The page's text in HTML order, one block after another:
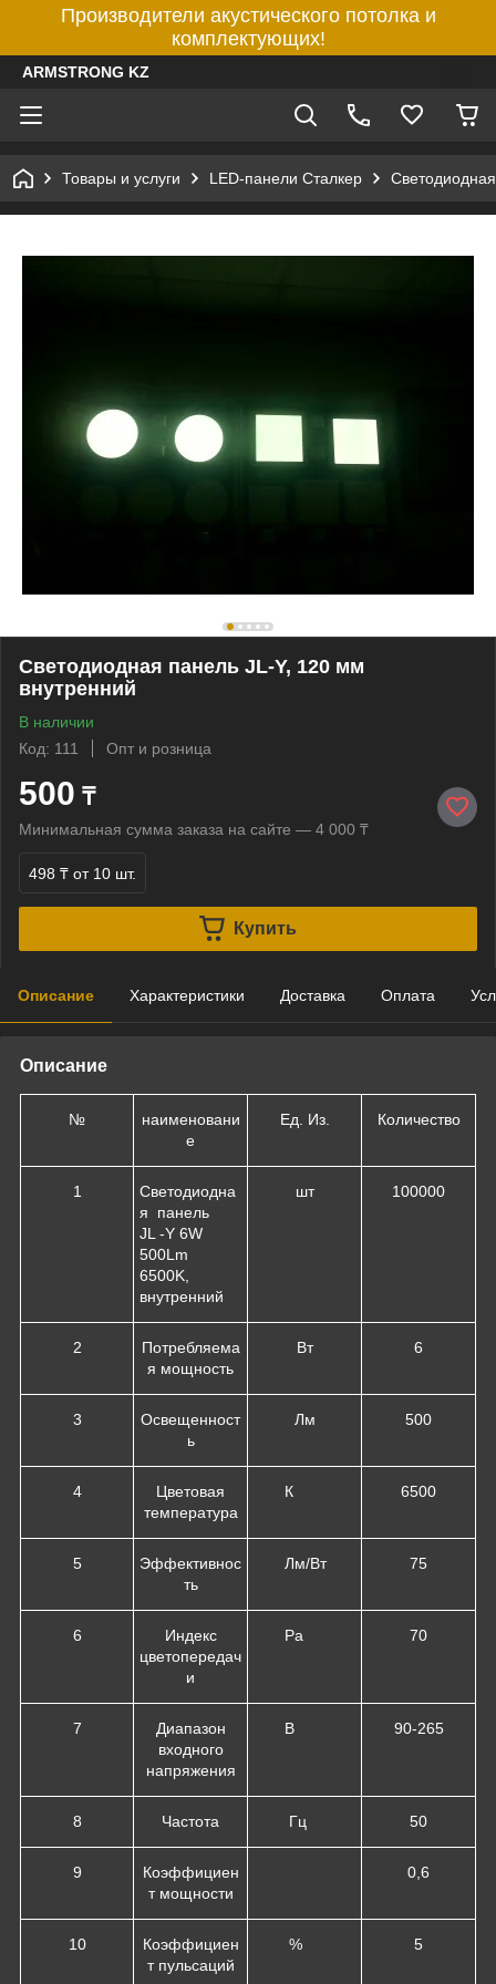
Производители акустического потолка и
комплектующих!
ARMSTRONG KZ
Товары и услуги LED-панели Сталкер
Светодиодная панель JL-Y, 120 мм
внутренний
В наличии
Код: 111
Опт и розница
500 ₸
Минимальная сумма заказа на сайте — 4 000 ₸
498 ₸ от 10 шт.
Купить
Описание Характеристики Доставка Оплата
Описание
№
наименовани
е
Ед. Из. Количество
1
Светодиодна
я панель
JL -Y 6W
500Lm
6500K,
внутренний
шт 100000
2
Потребляема
я мощность
Вт 6
3
Освещенност
ь
Лм 500
4
Цветовая
температура
К 6500
5
Эффективнос
ть
Лм/Вт 75
6
Индекс
цветопередач
и
Ра 70
7
Диапазон
входного
напряжения
В 90-265
8 Частота Гц 50
9
Коэффициен
т мощности
0,6
10
Коэффициен
т пульсаций
% 5